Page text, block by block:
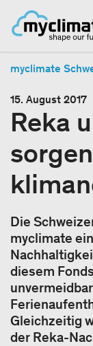
myclimate
15. August 2017
Reka
Die
myclimate
diesem
Gleichzeitig
der Reka-